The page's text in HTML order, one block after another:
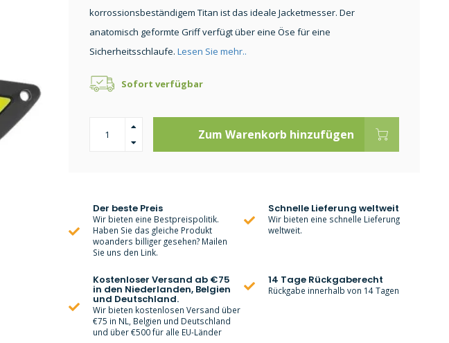
korrossionsbeständigem Titan ist das ideale Jacketmesser. Der
anatomisch geformte Griff verfügt über eine Öse für eine
Sicherheitsschlaufe. Lesen Sie mehr..
Sofort verfügbar
Zum Warenkorb hinzufügen
Der beste Preis
Wir bieten eine Bestpreispolitik.
Haben Sie das gleiche Produkt
woanders billiger gesehen? Mailen
Sie uns den Link.
Schnelle Lieferung weltweit
Wir bieten eine schnelle Lieferung
weltweit.
Kostenloser Versand ab €75
in den Niederlanden, Belgien
und Deutschland.
Wir bieten kostenlosen Versand über
€75 in NL, Belgien und Deutschland
und über €500 für alle EU-Länder
14 Tage Rückgaberecht
Rückgabe innerhalb von 14 Tagen